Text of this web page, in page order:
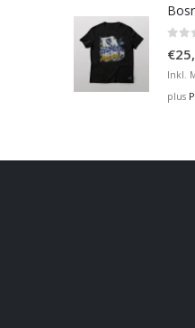
€
Inkl.
plus